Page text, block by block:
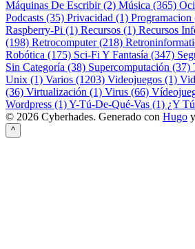
Máquinas De Escribir (2) Música (365)
Podcasts (35) Privacidad (1) Programacion
Raspberry-Pi (1) Recursos (1) Recursos
(198) Retrocomputer (218)
Robótica (175) Sci-Fi Y Fantasía (347)
Sin Categoría (38) Supercomputación (37)
Unix (1) Varios (1203) Videojuegos (1)
(36) Virtualización (1) Virus (66)
Wordpress (1)Y-Tú-De-Qué-Vas (1) ¿Y
© 2026 Cyberhades. Generado con Hugo y
^